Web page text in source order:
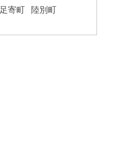
足寄町
陸別町